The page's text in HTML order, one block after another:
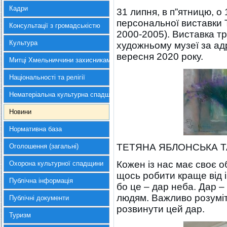
Кадри
Консультації з громадськістю
Культура
Митці Хмельниччини захисникам України
Національності та релігії
Нематеріальна культурна спадщина
Новини
Нормативна база
Оголошення (загальні)
Охорона культурної спадщини
Публічна інформація
Публічні документи
Туризм
31 липня, в п”ятницю, о
персональної виставки
2000-2005). Виставка
художньому музеї за
вересня 2020 року.
ТЕТЯНА ЯБЛОНСЬКА
Кожен із нас має своє
щось робити краще від
бо це – дар неба. Дар –
людям. Важливо
розвинути цей дар.